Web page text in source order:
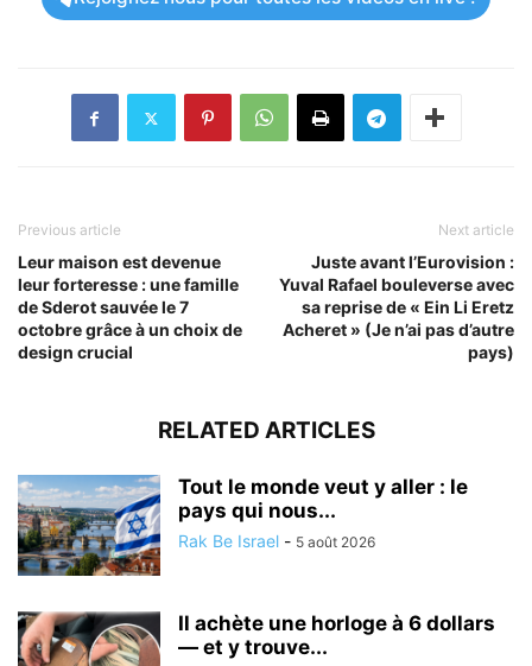
Previous article
Leur maison est devenue
leur forteresse : une famille
de Sderot sauvée le 7
octobre grâce à un choix de
design crucial
Next article
Juste avant l’Eurovision :
Yuval Rafael bouleverse avec
sa reprise de « Ein Li Eretz
Acheret » (Je n’ai pas d’autre
pays)
RELATED ARTICLES
Tout le monde veut y aller : le
pays qui nous...
Rak Be Israel - 5 août 2026
Il achète une horloge à 6 dollars
— et y trouve...